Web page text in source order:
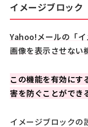
イメージブロック
Yahoo!メールの「
画像を表示させない
この機能を有効にす
害を防ぐことができ
イメージブロックの